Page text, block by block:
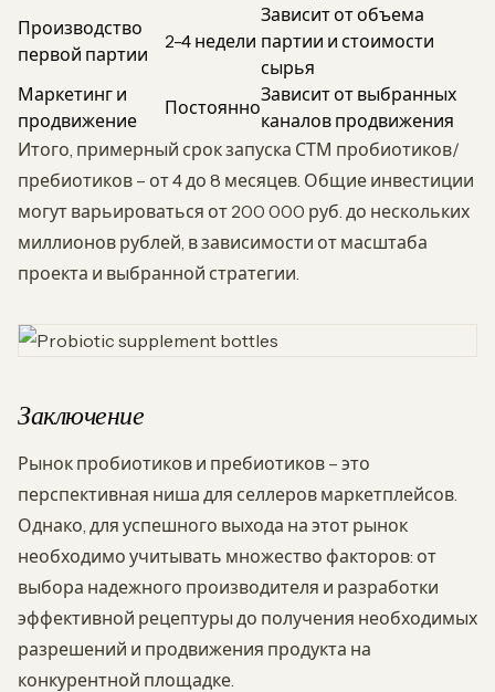
Производство
первой партии
2-4 недели
Зависит от объема
партии и стоимости
сырья
Маркетинг и
продвижение
Постоянно
Зависит от выбранных
каналов продвижения
Итого, примерный срок запуска СТМ пробиотиков/
пребиотиков – от 4 до 8 месяцев. Общие инвестиции
могут варьироваться от 200 000 руб. до нескольких
миллионов рублей, в зависимости от масштаба
проекта и выбранной стратегии.
Заключение
Рынок пробиотиков и пребиотиков – это
перспективная ниша для селлеров маркетплейсов.
Однако, для успешного выхода на этот рынок
необходимо учитывать множество факторов: от
выбора надежного производителя и разработки
эффективной рецептуры до получения необходимых
разрешений и продвижения продукта на
конкурентной площадке.